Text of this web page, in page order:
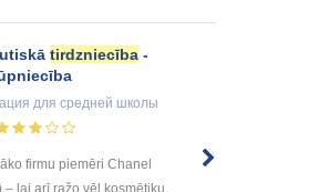
tirdzniecība -
для средней школы
firmu piemēri Chanel
– lai arī ražo vēl kosmētiku,